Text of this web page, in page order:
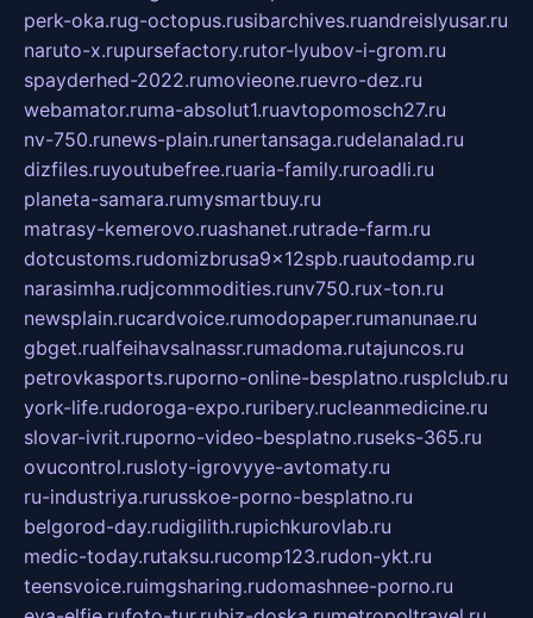
perk-oka.rug-octopus.rusibarchives.ruandreislyusar.ru
naruto-x.rupursefactory.rutor-lyubov-i-grom.ru
spayderhed-2022.rumovieone.ruevro-dez.ru
webamator.ruma-absolut1.ruavtopomosch27.ru
nv-750.runews-plain.runertansaga.rudelanalad.ru
dizfiles.ruyoutubefree.ruaria-family.ruroadli.ru
planeta-samara.rumysmartbuy.ru
matrasy-kemerovo.ruashanet.rutrade-farm.ru
dotcustoms.rudomizbrusa9x12spb.ruautodamp.ru
narasimha.rudjcommodities.runv750.rux-ton.ru
newsplain.rucardvoice.rumodopaper.rumanunae.ru
gbget.rualfeihavsalnassr.rumadoma.rutajuncos.ru
petrovkasports.ruporno-online-besplatno.rusplclub.ru
york-life.rudoroga-expo.ruribery.rucleanmedicine.ru
slovar-ivrit.ruporno-video-besplatno.ruseks-365.ru
ovucontrol.rusloty-igrovyye-avtomaty.ru
ru-industriya.rurusskoe-porno-besplatno.ru
belgorod-day.rudigilith.rupichkurovlab.ru
medic-today.rutaksu.rucomp123.rudon-ykt.ru
teensvoice.ruimgsharing.rudomashnee-porno.ru